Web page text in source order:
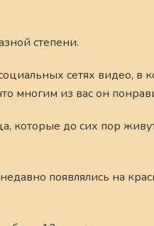
степени.
сетях видео, в
многим из вас он
которые до сих пор
появлялись на